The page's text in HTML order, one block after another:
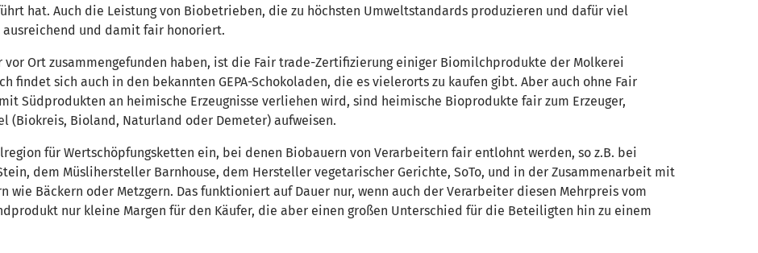
hat. Auch die Leistung von Biobetrieben, die zu höchsten Umweltstandards produzieren und dafür viel
und damit fair honoriert.
Ort zusammengefunden haben, ist die Fair trade-Zertifizierung einiger Biomilchprodukte der Molkerei
findet sich auch in den bekannten GEPA-Schokoladen, die es vielerorts zu kaufen gibt. Aber auch ohne Fair
Südprodukten an heimische Erzeugnisse verliehen wird, sind heimische Bioprodukte fair zum Erzeuger,
(Biokreis, Bioland, Naturland oder Demeter) aufweisen.
für Wertschöpfungsketten ein, bei denen Biobauern von Verarbeitern fair entlohnt werden, so z.B. bei
dem Müslihersteller Barnhouse, dem Hersteller vegetarischer Gerichte, SoTo, und in der Zusammenarbeit mit
Bäckern oder Metzgern. Das funktioniert auf Dauer nur, wenn auch der Verarbeiter diesen Mehrpreis vom
nur kleine Margen für den Käufer, die aber einen großen Unterschied für die Beteiligten hin zu einem